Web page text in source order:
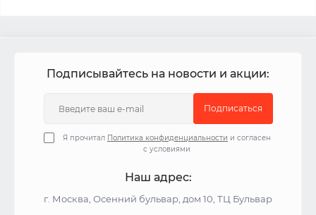
Подписывайтесь на новости и акции:
Подписаться
Я прочитал Политика конфиденциальности и согласен
с условиями
Наш адрес:
г. Москва, Осенний бульвар, дом 10, ТЦ Бульвар